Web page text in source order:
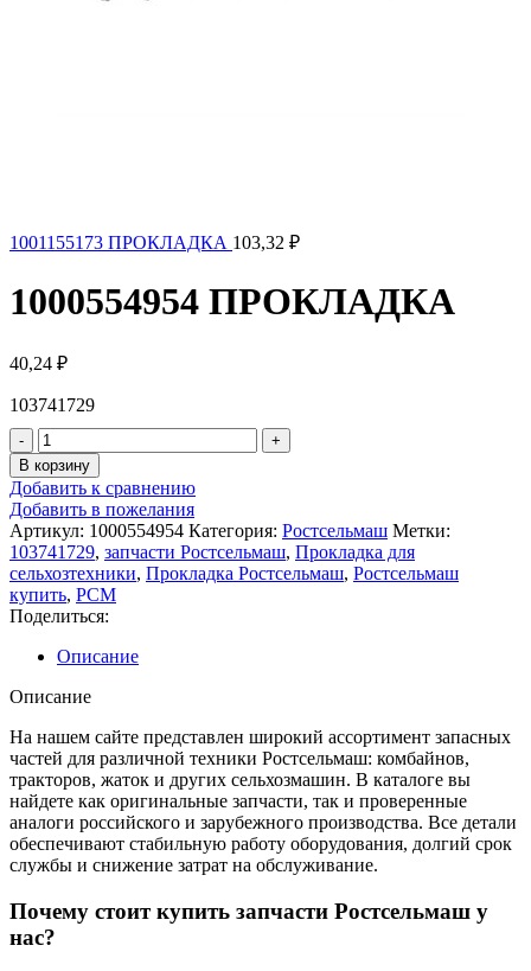
1001155173 ПРОКЛАДКА 103,32 ₽
1000554954 ПРОКЛАДКА
40,24 ₽
103741729
В корзину
Добавить к сравнению
Добавить в пожелания
Артикул: 1000554954 Категория: Ростсельмаш Метки:
103741729, запчасти Ростсельмаш, Прокладка для
сельхозтехники, Прокладка Ростсельмаш, Ростсельмаш
купить, РСМ
Поделиться:
Описание
Описание
На нашем сайте представлен широкий ассортимент запасных
частей для различной техники Ростсельмаш: комбайнов,
тракторов, жаток и других сельхозмашин. В каталоге вы
найдете как оригинальные запчасти, так и проверенные
аналоги российского и зарубежного производства. Все детали
обеспечивают стабильную работу оборудования, долгий срок
службы и снижение затрат на обслуживание.
Почему стоит купить запчасти Ростсельмаш у
нас?